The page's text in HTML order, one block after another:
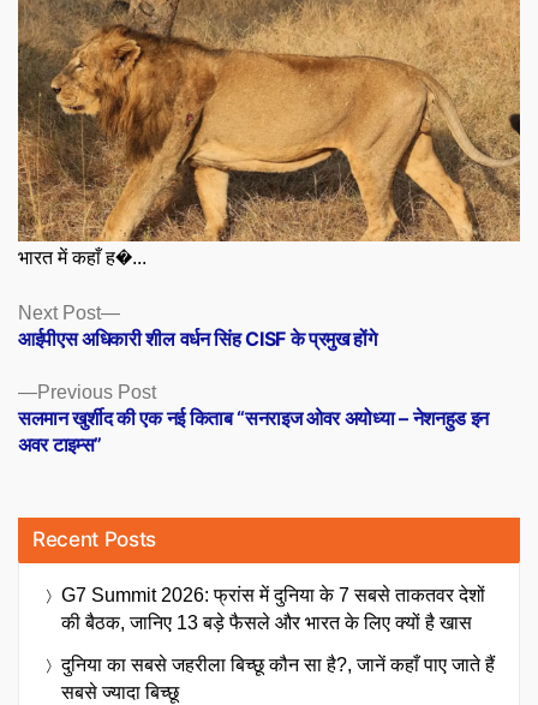
भारत में कहाँ ह�...
Posts
navigation
Previous PostPrevious
post:
सलमान खुर्शीद की एक नई किताब “सनराइज ओवर अयोध्या – नेशनहुड इन
अवर टाइम्स”
Next Post
Next
post:
आईपीएस अधिकारी शील वर्धन सिंह CISF के प्रमुख होंगे
Recent Posts
G7 Summit 2026: फ्रांस में दुनिया के 7 सबसे ताकतवर देशों
की बैठक, जानिए 13 बड़े फैसले और भारत के लिए क्यों है खास
दुनिया का सबसे जहरीला बिच्छू कौन सा है?, जानें कहाँ पाए जाते हैं
सबसे ज्यादा बिच्छू